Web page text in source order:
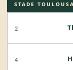
STADE
2
4